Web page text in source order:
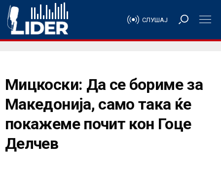
СЛУШАЈ
Мицкоски: Да се бориме за
Македонија, само така ќе
покажеме почит кон Гоце
Делчев